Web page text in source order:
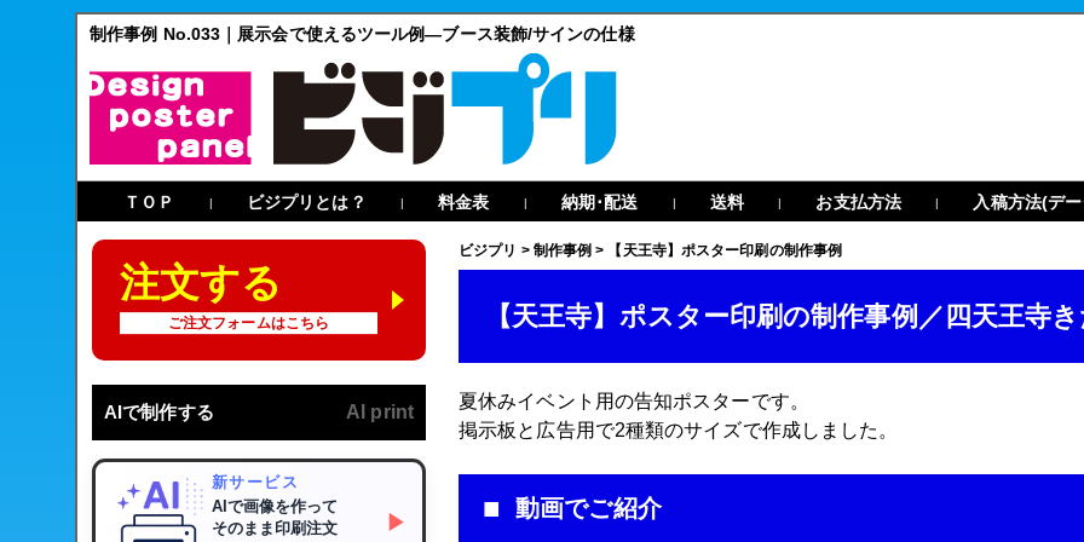
制作事例 No.033｜展示会で使えるツール例—ブース装飾/サインの仕様
ＴＯＰ | ビジプリとは？ | 料金表 | 納期･配送 | 送料 | お支払方法 | 入稿方法(デ
ビジプリ > 制作事例 > 【天王寺】ポスター印刷の制作事例
【天王寺】ポスター印刷の制作事例／四天王寺
夏休みイベント用の告知ポスターです。
掲示板と広告用で2種類のサイズで作成しました。
動画でご紹介
注文する
ご注文フォームはこちら
AIで制作する AI print
新サービス
AIで画像を作って
そのまま印刷注文
▶